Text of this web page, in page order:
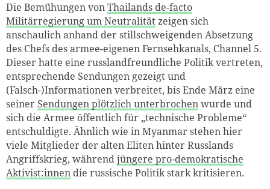
Die Bemühungen vonThailands de-facto
Militärregierung um Neutralitätzeigen sich
anschaulich anhand der stillschweigenden Absetzung
des Chefs des armee-eigenen Fernsehkanals, Channel 5.
Dieser hatte eine russlandfreundliche Politik vertreten,
entsprechende Sendungen gezeigt und
(Falsch-)Informationen verbreitet, bis Ende März eine
seiner Sendungen plötzlich unterbrochenwurde und
sich die Armee öffentlich für „technische Probleme“
entschuldigte. Ähnlich wie in Myanmar stehen hier
viele Mitglieder der alten Eliten hinter Russlands
Angriffskrieg, währendjüngere pro-demokratische
Aktivist:innen die russische Politik stark kritisieren.